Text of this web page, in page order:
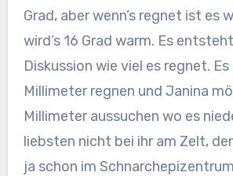
Grad, aber wenn’s regnet ist es
wird’s 16 Grad warm. Es
Diskussion wie viel es regnet. Es
Millimeter regnen und Janina
Millimeter aussuchen wo es
liebsten nicht bei ihr am Zelt,
ja schon im